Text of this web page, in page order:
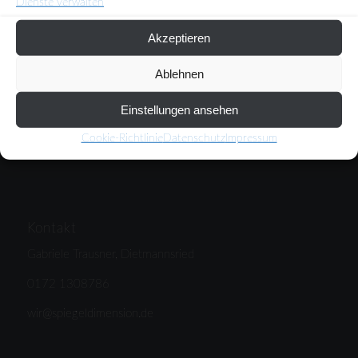
Dienste verwalten
Akzeptieren
Ablehnen
Einstellungen ansehen
Cookie-RichtlinieDatenschutzImpressum
Heike Schimetzek, Dortmund
wir@spiegeldimension.de
Gabriele Trausner, Dietmannsried
wir@spiegeldimension.de